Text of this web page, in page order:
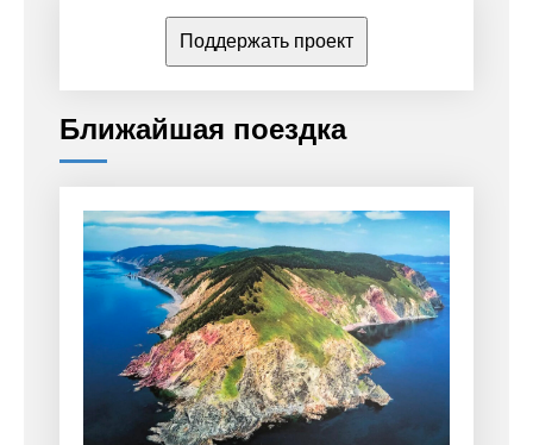
Поддержать проект
Ближайшая поездка